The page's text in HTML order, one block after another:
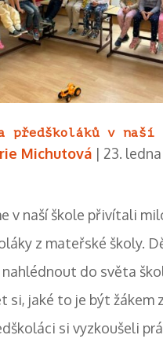
předškoláků v naší
Michutová| 23.
v naší škole přivítali
z mateřské školy.
do světa
si, jaké to je být žákem
si vyzkoušeli